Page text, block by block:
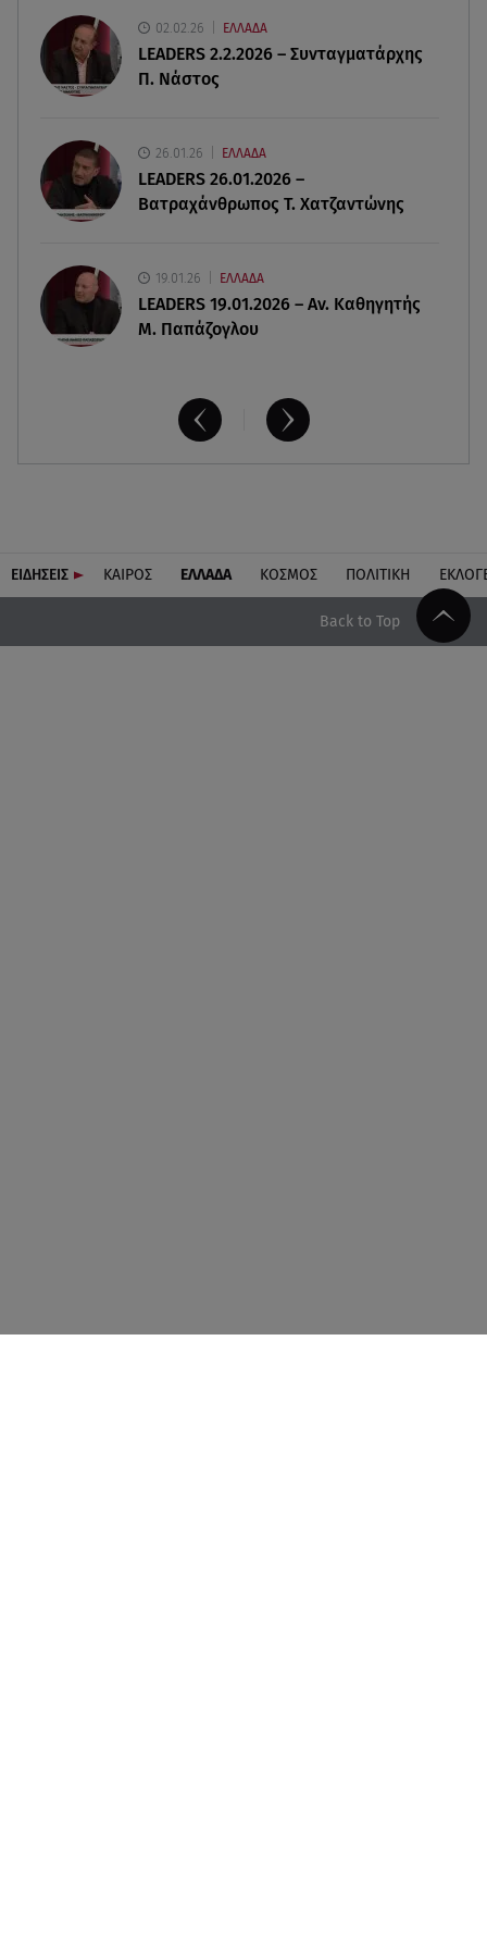
Κρήτη: Τι απαντά η ΕΛ.ΑΣ. για το βίντεο με τον
μεθυσμένο τουρίστα
Αλεξανδρούπολη: Ανασύρθηκε χωρίς τις
αισθήσεις του ηλικιωμένος από πηγάδι
02.02.26 ΕΛΛΑΔΑ
LEADERS 2.2.2026 – Συνταγματάρχης
Π. Νάστος
26.01.26 ΕΛΛΑΔΑ
LEADERS 26.01.2026 –
Βατραχάνθρωπος Τ. Χατζαντώνης
19.01.26 ΕΛΛΑΔΑ
LEADERS 19.01.2026 – Αν. Καθηγητής
Μ. Παπάζογλου
ΕΙΔΗΣΕΙΣ ΚΑΙΡΟΣ ΕΛΛΑΔΑ ΚΟΣΜΟΣ ΠΟΛΙΤΙΚΗ
Back to Top